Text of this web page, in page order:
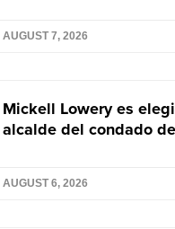
AUGUST 7, 2026
Mickell Lowery es
alcalde del condado
AUGUST 6, 2026